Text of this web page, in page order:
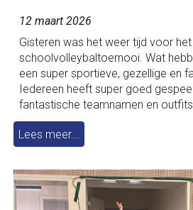
12 maart 2026
Gisteren was het weer tijd voor
schoolvolleybaltoernooi. Wat
een super sportieve, gezellige en
Iedereen heeft super goed
fantastische teamnamen en
Lees meer...